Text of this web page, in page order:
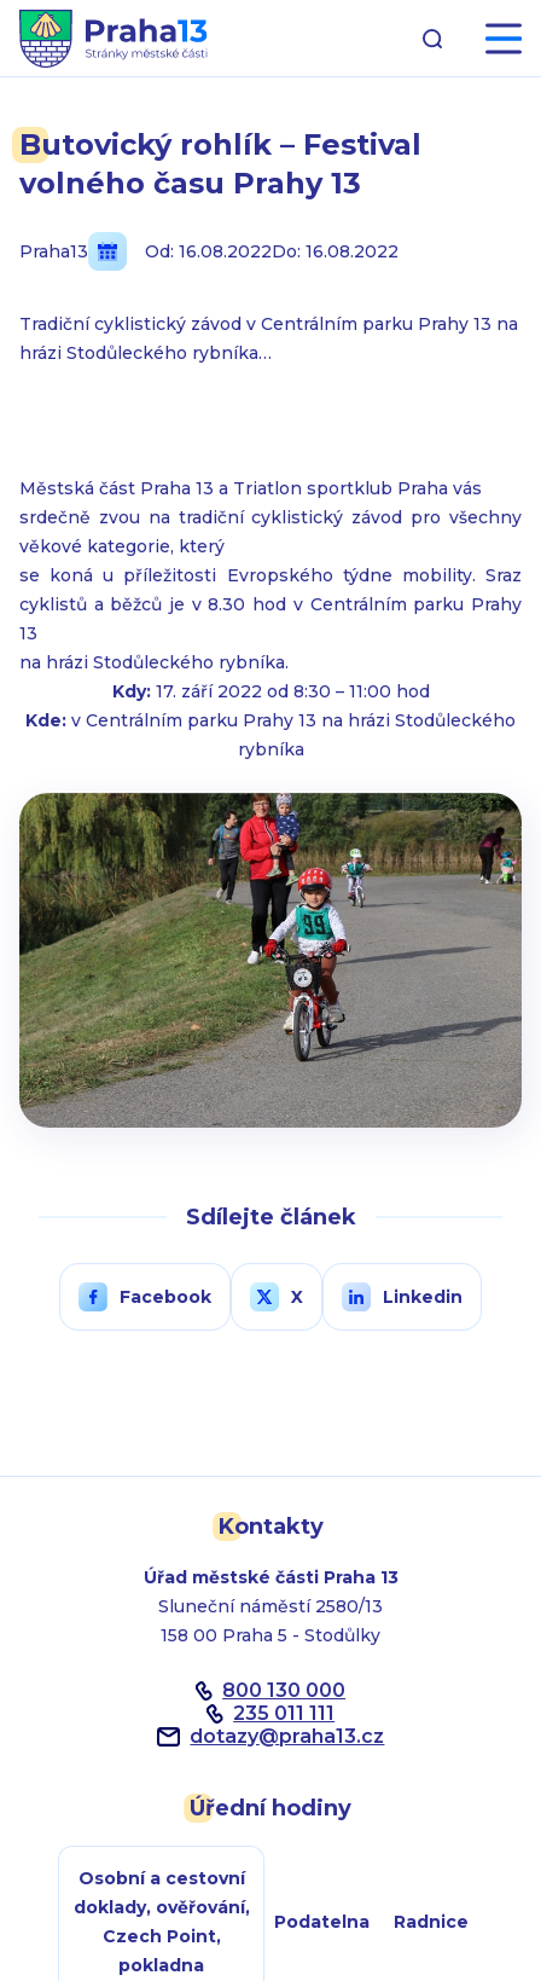
Butovický rohlík – Festival
volného času Prahy 13
Praha13 Od: 16.08.2022Do: 16.08.2022
Tradiční cyklistický závod v Centrálním parku Prahy 13 na
hrázi Stodůleckého rybníka…
Městská část Praha 13 a Triatlon sportklub Praha vás
srdečně zvou na tradiční cyklistický závod pro všechny
věkové kategorie, který
se koná u příležitosti Evropského týdne mobility. Sraz
cyklistů a běžců je v 8.30 hod v Centrálním parku Prahy
13
na hrázi Stodůleckého rybníka.
Kdy:17. září 2022 od 8:30 – 11:00 hod
Kde: v Centrálním parku Prahy 13 na hrázi Stodůleckého
rybníka
Sdílejte článek
Facebook X Linkedin
Kontakty
Úřad městské části Praha 13
Sluneční náměstí 2580/13
158 00 Praha 5 - Stodůlky
800 130 000
235 011 111
dotazy@praha13.cz
Úřední hodiny
Osobní a cestovní
doklady, ověřování,
Czech Point,
pokladna
Podatelna Radnice